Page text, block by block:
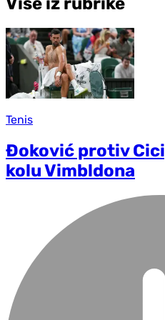
Tenis
Đoković protiv
kolu Vimbldona